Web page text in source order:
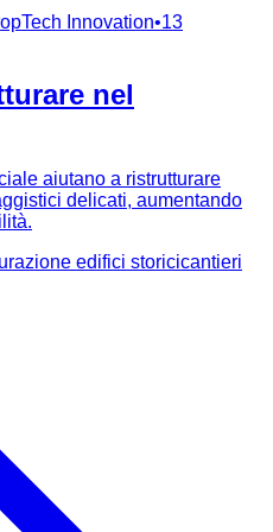
Innovation•13
nel
aiutano a ristrutturare
delicati, aumentando
edifici storicicantieri